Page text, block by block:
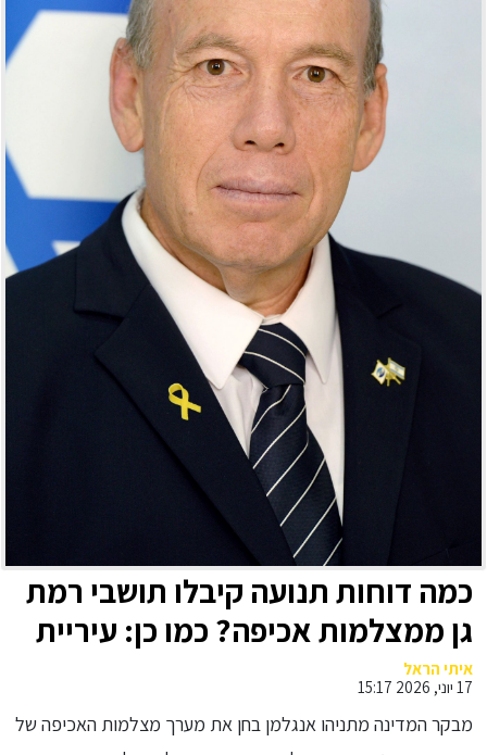
כמה דוחות תנועה קיבלו תושבי רמת
גן ממצלמות אכיפה? כמו כן: עיריית
פתח תקווה השקיעה מעל מיליון ש״ח
בתנועות הנוער, אך מימון המדינה
איתי הראל
17 יוני, 2026 15:17
מבקר המדינה מתניהו אנגלמן בחן את מערך מצלמות האכיפה של